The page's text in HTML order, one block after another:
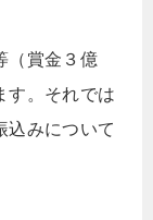
（賞金３億
す。それでは
込みについて